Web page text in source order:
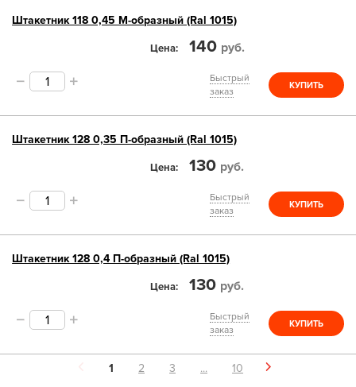
Штакетник 118 0,45 М-образный (Ral 1015)
Цена 140 руб.
Быстрый
заказ
КУПИТЬ
Штакетник 128 0,35 П-образный (Ral 1015)
Цена 130 руб.
Быстрый
заказ
КУПИТЬ
Штакетник 128 0,4 П-образный (Ral 1015)
Цена 130 руб.
Быстрый
заказ
КУПИТЬ
1 2 3 ... 10